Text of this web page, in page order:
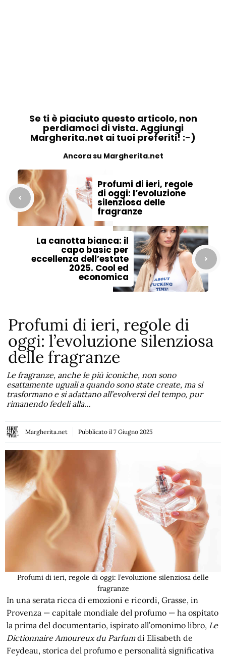
Se ti è piaciuto questo articolo, non
perdiamoci di vista. Aggiungi
Margherita.net ai tuoi preferiti! :-)
Ancora su Margherita.net
Profumi di ieri, regole
di oggi: l’evoluzione
silenziosa delle
fragranze
La canotta bianca: il
capo basic per
eccellenza dell’estate
2025. Cool ed
economica
Profumi di ieri, regole di
oggi: l’evoluzione silenziosa
delle fragranze
Le fragranze, anche le più iconiche, non sono
esattamente uguali a quando sono state create, ma si
trasformano e si adattano all’evolversi del tempo, pur
rimanendo fedeli alla…
Margherita.net Pubblicato il 7 Giugno 2025
Profumi di ieri, regole di oggi: l’evoluzione silenziosa delle
fragranze
In una serata ricca di emozioni e ricordi, Grasse, in
Provenza — capitale mondiale del profumo — ha ospitato
la prima del documentario, ispirato all’omonimo libro, Le
Dictionnaire Amoureux du Parfumdi Elisabeth de
Feydeau, storica del profumo e personalità significativa